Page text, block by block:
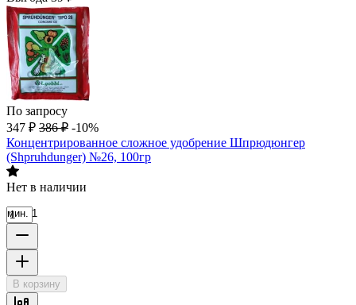
По запросу
347 ₽ 386 ₽ -10%
Концентрированное сложное удобрение Шпрюдюнгер
(Shpruhdunger) №26, 100гр
Нет в наличии
мин. 1
В корзину